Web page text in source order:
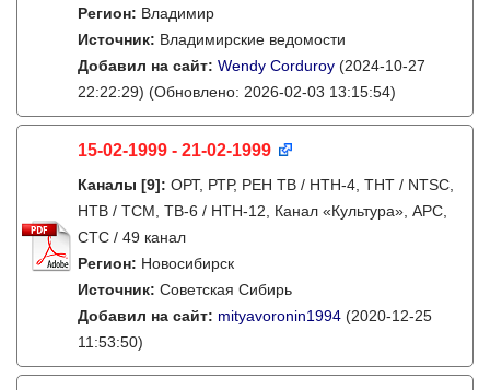
Регион: Владимир
Источник: Владимирские ведомости
Добавил на сайт: Wendy Corduroy (2024-10-27
22:22:29) (Обновлено: 2026-02-03 13:15:54)
15-02-1999 - 21-02-1999
Каналы [9]: ОРТ, РТР, РЕН ТВ / НТН-4, ТНТ / NTSC,
НТВ / ТСМ, ТВ-6 / НТН-12, Канал «Культура», АРС,
СТС / 49 канал
Регион: Новосибирск
Источник: Советская Сибирь
Добавил на сайт: mityavoronin1994 (2020-12-25
11:53:50)